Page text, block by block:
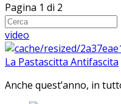
Pagina 1 di 2
video
La Pastascitta Antifascita
Anche quest’anno, in